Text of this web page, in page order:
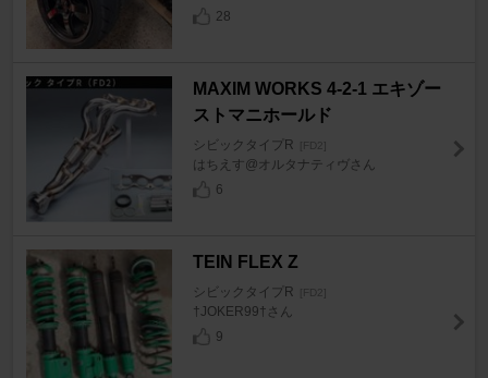
28
MAXIM WORKS 4-2-1 エキゾー
ストマニホールド
シビックタイプR [FD2]
はちえす@オルタナティヴさん
6
TEIN FLEX Z
シビックタイプR [FD2]
†JOKER99†さん
9